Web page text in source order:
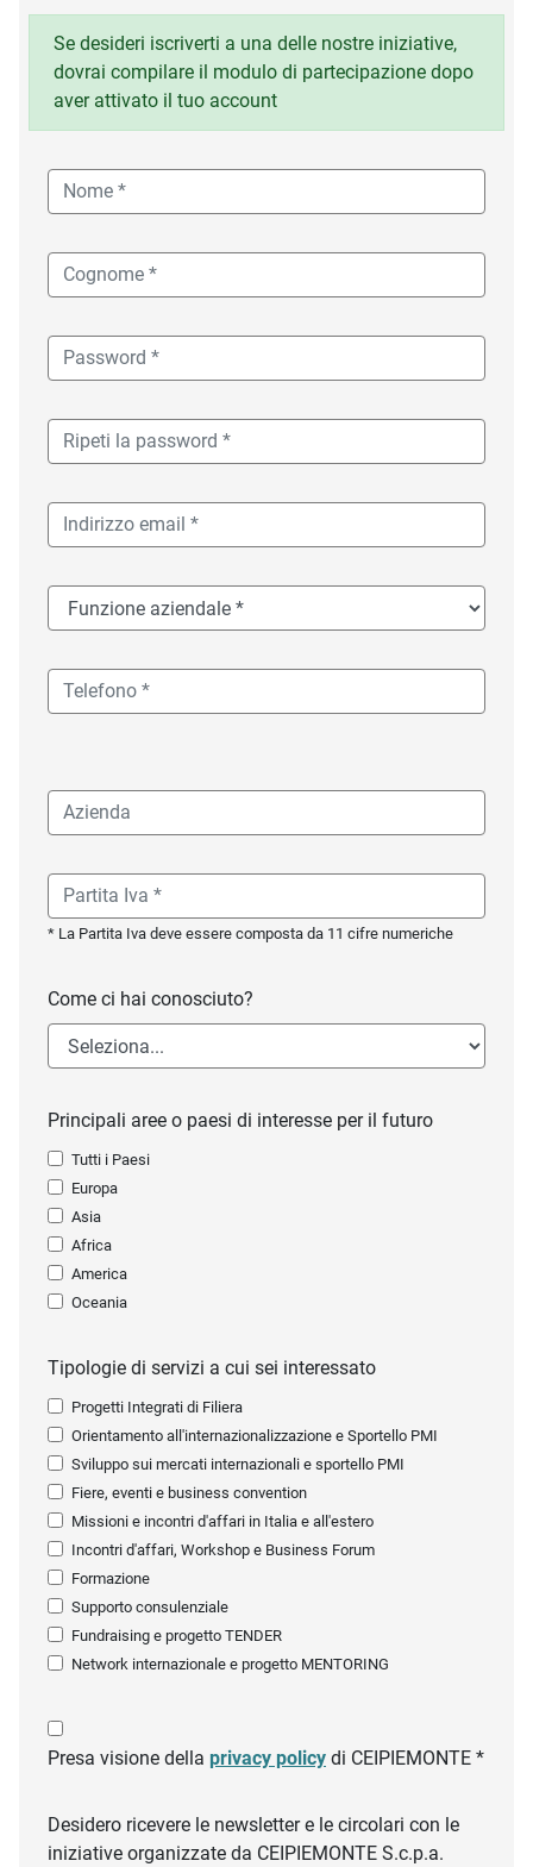
Se desideri iscriverti a una delle nostre iniziative,
dovrai compilare il modulo di partecipazione dopo
aver attivato il tuo account
* La Partita Iva deve essere composta da 11 cifre numeriche
Come ci hai conosciuto?
Principali aree o paesi di interesse per il futuro
Tutti i Paesi
Europa
Asia
Africa
America
Oceania
Tipologie di servizi a cui sei interessato
Progetti Integrati di Filiera
Orientamento all'internazionalizzazione e Sportello PMI
Sviluppo sui mercati internazionali e sportello PMI
Fiere, eventi e business convention
Missioni e incontri d'affari in Italia e all'estero
Incontri d'affari, Workshop e Business Forum
Formazione
Supporto consulenziale
Fundraising e progetto TENDER
Network internazionale e progetto MENTORING
Presa visione della privacy policy di CEIPIEMONTE *
Desidero ricevere le newsletter e le circolari con le
iniziative organizzate da CEIPIEMONTE S.c.p.a.